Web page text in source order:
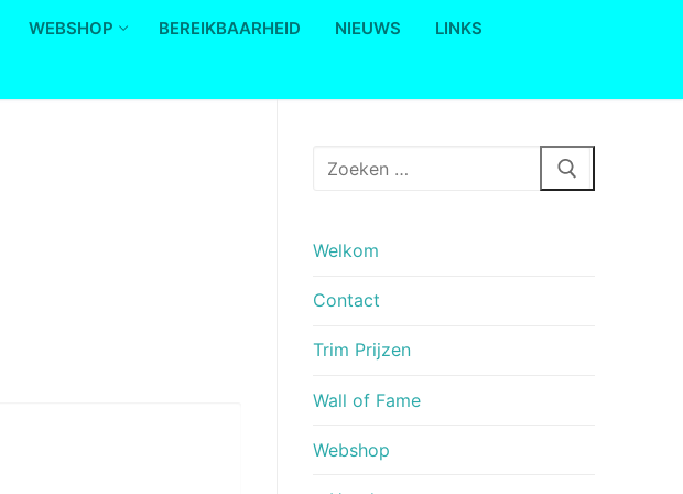
WEBSHOP BEREIKBAARHEID NIEUWS LINKS
Zoeken
Welkom
Contact
Trim Prijzen
Wall of Fame
Webshop